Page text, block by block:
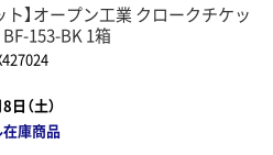
ト】オープン工業 クロークチケッ
BF-153-BK 1箱
日（土）
庫商品